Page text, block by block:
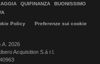
QUIFINANZA
BUONISSIMO
Policy
Preferenze sui cookie
2026
Acquisition S.á r.l.